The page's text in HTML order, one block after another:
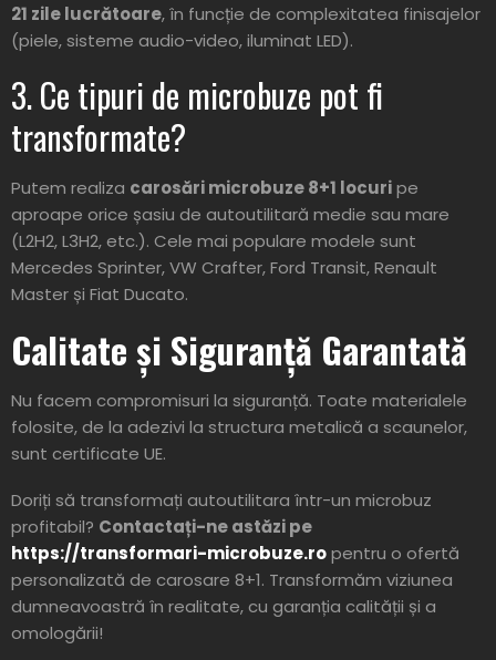
21 zile lucrătoare, în funcție de complexitatea finisajelor
(piele, sisteme audio-video, iluminat LED).
3. Ce tipuri de microbuze pot fi
transformate?
Putem realiza carosări microbuze 8+1 locuripe
aproape orice șasiu de autoutilitară medie sau mare
(L2H2, L3H2, etc.). Cele mai populare modele sunt
Mercedes Sprinter, VW Crafter, Ford Transit, Renault
Master și Fiat Ducato.
Calitate și Siguranță Garantată
Nu facem compromisuri la siguranță. Toate materialele
folosite, de la adezivi la structura metalică a scaunelor,
sunt certificate UE.
Doriți să transformați autoutilitara într-un microbuz
profitabil? Contactați-ne astăzi pe
https://transformari-microbuze.ropentru o ofertă
personalizată de carosare 8+1. Transformăm viziunea
dumneavoastră în realitate, cu garanția calității și a
omologării!